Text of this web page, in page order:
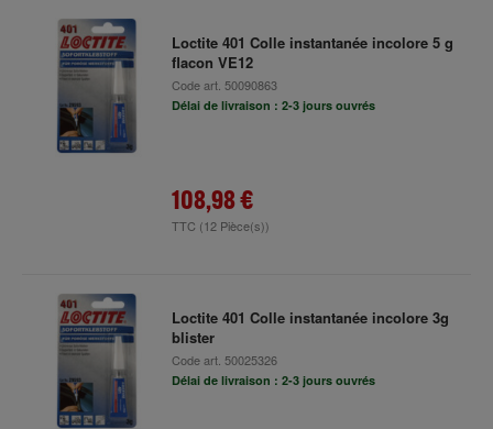
Loctite 401 Colle instantanée incolore 5 g
flacon VE12
Code art. 50090863
Délai de livraison : 2-3 jours ouvrés
108,98 €
TTC (12 Pièce(s))
Loctite 401 Colle instantanée incolore 3g
blister
Code art. 50025326
Délai de livraison : 2-3 jours ouvrés